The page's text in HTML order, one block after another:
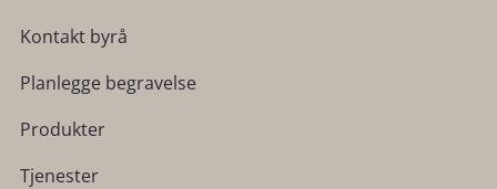
Kontakt byrå
Planlegge begravelse
Produkter
Tjenester